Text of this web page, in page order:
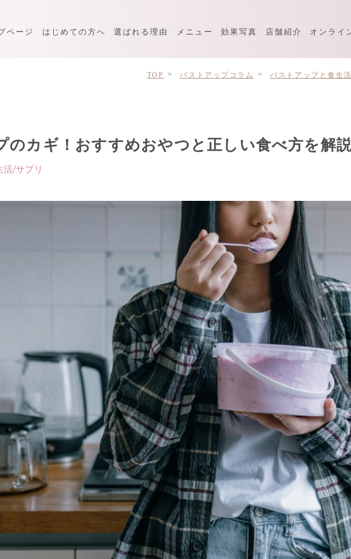
ページ はじめての方へ 選ばれる理由 メニュー 効果写真 店舗紹介 オンライ
TOP バストアップコラム バストアップと食生
のカギ！おすすめおやつと正しい食べ方を解
/サプリ